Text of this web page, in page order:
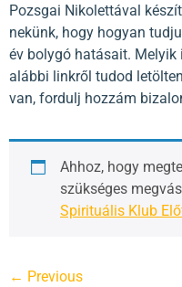
Pozsgai Nikolettával
nekünk, hogy hogyan
év bolygó hatásait.
alábbi linkről tudod
van, fordulj hozzám
Ahhoz, hogy
szükséges
Spirituális Klub
← Previous